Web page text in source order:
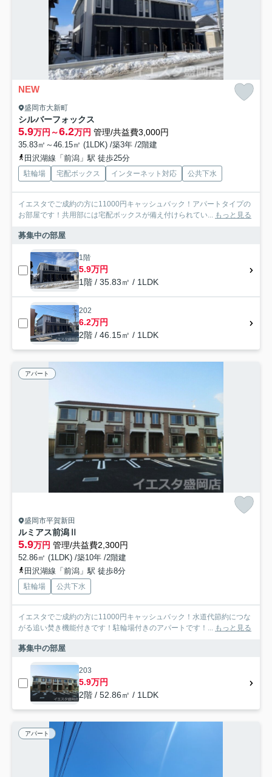
NEW
盛岡市大新町
シルバーフォックス
5.9万円～6.2万円 管理/共益費3,000円
35.83㎡～46.15㎡ (1LDK) /築3年 /2階建
田沢湖線「前潟」駅 徒歩25分
駐輪場 宅配ボックス インターネット対応 公共下水
イエスタでご成約の方に11000円キャッシュバック！アパートタイプの
お部屋です！共用部には宅配ボックスが備え付けられてい... もっと見る
募集中の部屋
1階
5.9万円
1階 / 35.83㎡ / 1LDK
202
6.2万円
2階 / 46.15㎡ / 1LDK
アパート
盛岡市平賀新田
ルミアス前潟Ⅱ
5.9万円 管理/共益費2,300円
52.86㎡ (1LDK) /築10年 /2階建
田沢湖線「前潟」駅 徒歩8分
駐輪場 公共下水
イエスタでご成約の方に11000円キャッシュバック！水道代節約につな
がる追い焚き機能付きです！駐輪場付きのアパートです！... もっと見る
募集中の部屋
203
5.9万円
2階 / 52.86㎡ / 1LDK
アパート